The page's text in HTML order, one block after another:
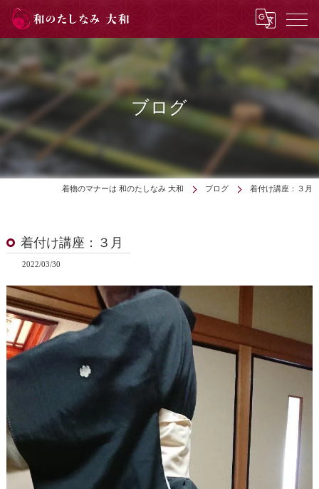
ブログ
着物のマナーは 和のたしなみ 大和 ブログ 着付け講座：３月
着付け講座：３月
2022/03/30